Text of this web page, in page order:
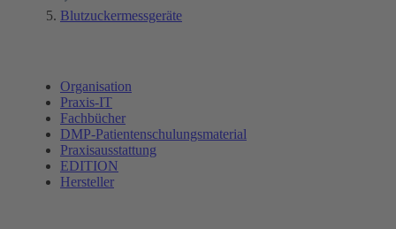
Blutzuckermessgeräte
Organisation
Praxis-IT
Fachbücher
DMP-Patientenschulungsmaterial
Praxisausstattung
EDITION
Hersteller